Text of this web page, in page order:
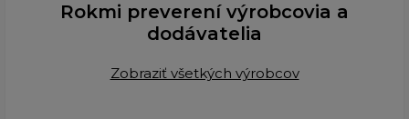
Rokmi preverení výrobcovia a
dodávatelia
Zobraziť všetkých výrobcov